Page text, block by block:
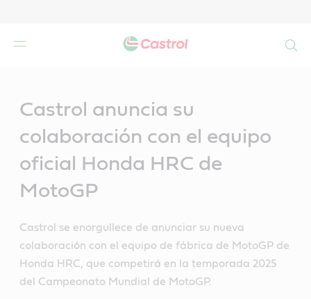
Castrol anuncia su
colaboración con el equipo
oficial Honda HRC de
MotoGP
Castrol se enorgullece de anunciar su nueva
colaboración con el equipo de fábrica de MotoGP de
Honda HRC, que competirá en la temporada 2025
del Campeonato Mundial de MotoGP.